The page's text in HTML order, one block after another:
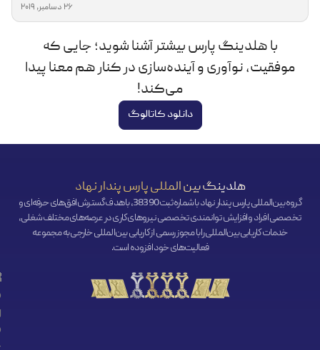
26 دسامبر, 2019
با هلدینگ پارس بیشتر آشنا شوید؛ جایی که
موفقیت، نوآوری و آینده‌سازی در کنار هم معنا پیدا
می‌کند!
دانلود کاتالوگ
هلدینگ بین المللی پارس پندار نهاد
گروه بین‌المللی پارس پندار نهاد با شماره ثبت 38390، با هدف گسترش افق‌‌های حرفه‌ای و
تخصصی افراد و افزایش توانمندی تخصصی نیروهای کاری در عرصه‌های مختلف شغلی،
خدمات کاریابی بین‌المللی را با مجوز رسمی از کاریابی بین‌المللی خارجی به مجموعه
فعالیت‌های خود افزوده است.